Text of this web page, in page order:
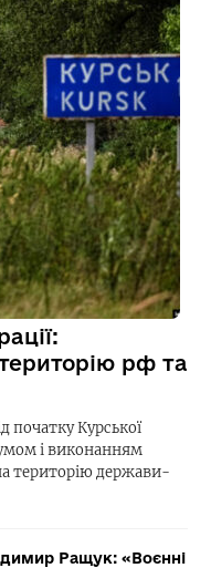
рф та
початку Курської
і виконанням
територію держави-
Ращук: «Воєнні